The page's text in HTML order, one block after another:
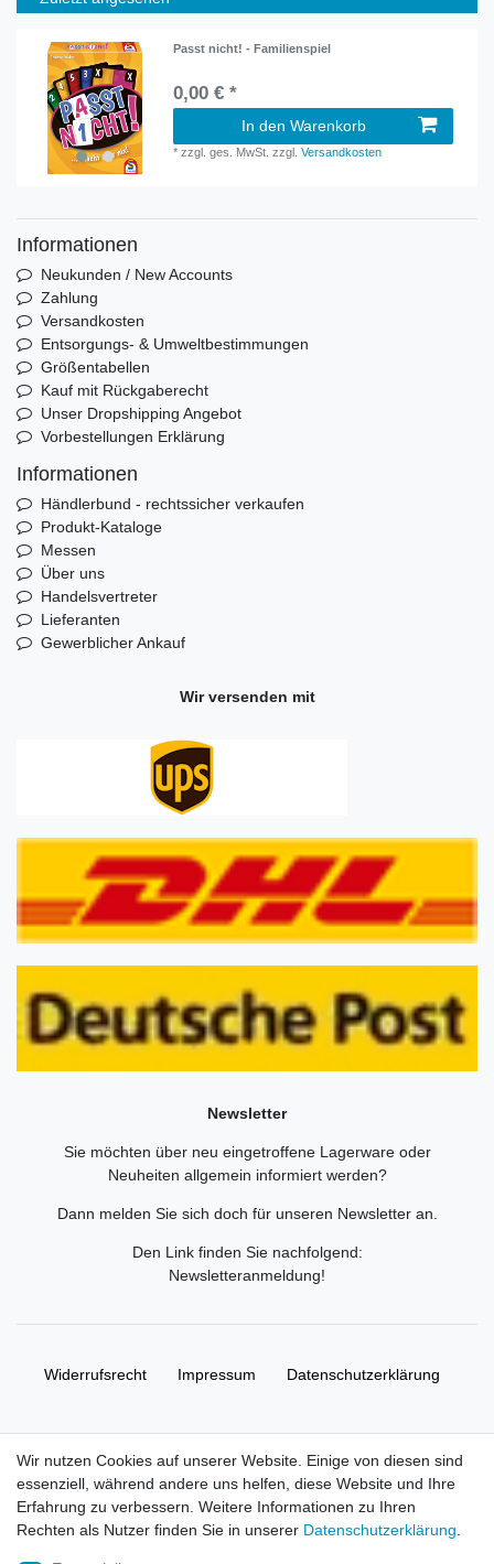
Passt nicht! - Familienspiel
0,00 € *
In den Warenkorb
*zzgl. ges. MwSt. zzgl.Versandkosten
Informationen
Neukunden / New Accounts
Zahlung
Versandkosten
Entsorgungs- & Umweltbestimmungen
Größentabellen
Kauf mit Rückgaberecht
Unser Dropshipping Angebot
Vorbestellungen Erklärung
Informationen
Händlerbund - rechtssicher verkaufen
Produkt-Kataloge
Messen
Über uns
Handelsvertreter
Lieferanten
Gewerblicher Ankauf
Wir versenden mit
Newsletter
Sie möchten über neu eingetroffene Lagerware oder
Neuheiten allgemein informiert werden?
Dann melden Sie sich doch für unseren Newsletter an.
Den Link finden Sie nachfolgend:
Newsletteranmeldung!
Widerrufs­recht Impressum Daten­schutz­erklärung
© Copyright 2026 | Alle Rechte vorbehalten. HL-
Handelsgesellschaft mbH.
Wir nutzen Cookies auf unserer Website. Einige von diesen sind
essenziell, während andere uns helfen, diese Website und Ihre
Erfahrung zu verbessern. Weitere Informationen zu Ihren
Rechten als Nutzer finden Sie in unserer Daten­schutz­erklärung